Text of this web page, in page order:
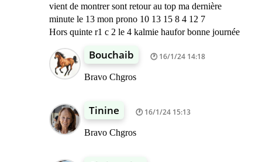
vient de montrer sont retour au top ma dernière
minute le 13 mon prono 10 13 15 8 4 12 7
Hors quinte r1 c 2 le 4 kalmie haufor bonne journée
Bouchaib 16/1/24 14:18
Bravo Chgros
Tinine 16/1/24 15:13
Bravo Chgros